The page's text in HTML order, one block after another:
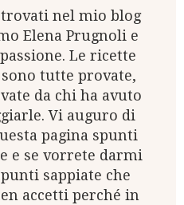
nel mio blog
Elena Prugnoli e
Le ricette
tutte provate,
da chi ha avuto
Vi auguro di
pagina spunti
e se vorrete darmi
sappiate che
accetti perché in